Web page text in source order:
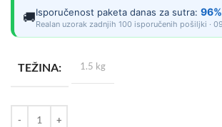
🚚Isporučenost paketa danas za sutra: 96%
Realan uzorak zadnjih 100 isporučenih pošiljki ·
TEŽINA 1.5 kg